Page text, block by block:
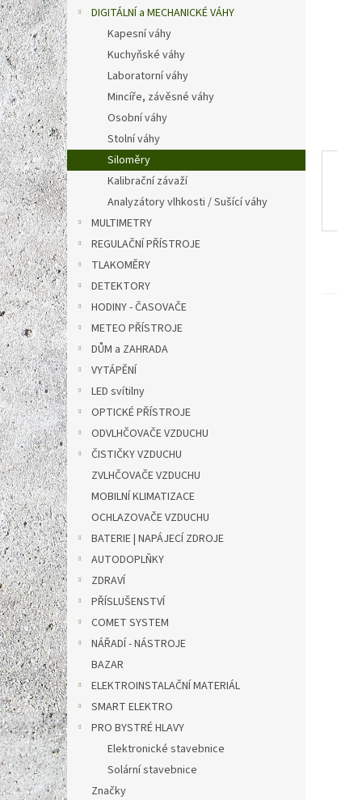
e
l
DIGITÁLNÍ a MECHANICKÉ VÁHY
Kapesní váhy
Kuchyňské váhy
Laboratorní váhy
Mincíře, závěsné váhy
Osobní váhy
Stolní váhy
Siloměry
Kalibrační závaží
Analyzátory vlhkosti / Sušící váhy
MULTIMETRY
REGULAČNÍ PŘÍSTROJE
TLAKOMĚRY
DETEKTORY
HODINY - ČASOVAČE
METEO PŘÍSTROJE
DŮM a ZAHRADA
VYTÁPĚNÍ
LED svítilny
OPTICKÉ PŘÍSTROJE
ODVLHČOVAČE VZDUCHU
ČISTIČKY VZDUCHU
ZVLHČOVAČE VZDUCHU
MOBILNÍ KLIMATIZACE
OCHLAZOVAČE VZDUCHU
BATERIE | NAPÁJECÍ ZDROJE
AUTODOPLŇKY
ZDRAVÍ
PŘÍSLUŠENSTVÍ
COMET SYSTEM
NÁŘADÍ - NÁSTROJE
BAZAR
ELEKTROINSTALAČNÍ MATERIÁL
SMART ELEKTRO
PRO BYSTRÉ HLAVY
Elektronické stavebnice
Solární stavebnice
Značky